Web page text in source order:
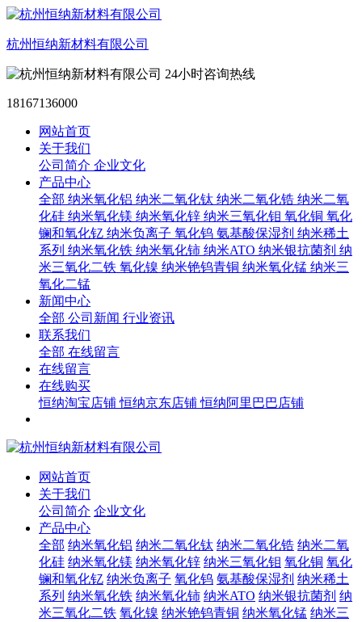
杭州恒纳新材料有限公司
24小时咨询热线
18167136000
网站首页
关于我们
公司简介 企业文化
产品中心
全部 纳米氧化铝 纳米二氧化钛 纳米二氧化锆 纳米二氧
化硅 纳米氧化镁 纳米氧化锌 纳米三氧化钼 氧化铜 氧化
镧和氧化钇 纳米负离子 氧化钨 氨基酸保湿剂 纳米稀土
系列 纳米氧化铁 纳米氧化铈 纳米ATO 纳米银抗菌剂 纳
米三氧化二铁 氧化镍 纳米铯钨青铜 纳米氧化锰 纳米三
氧化二锰
新闻中心
全部 公司新闻 行业资讯
联系我们
全部 在线留言
在线留言
在线购买
恒纳淘宝店铺 恒纳京东店铺 恒纳阿里巴巴店铺
网站首页
关于我们
公司简介 企业文化
产品中心
全部 纳米氧化铝 纳米二氧化钛 纳米二氧化锆 纳米二氧
化硅 纳米氧化镁 纳米氧化锌 纳米三氧化钼 氧化铜 氧化
镧和氧化钇 纳米负离子 氧化钨 氨基酸保湿剂 纳米稀土
系列 纳米氧化铁 纳米氧化铈 纳米ATO 纳米银抗菌剂 纳
米三氧化二铁 氧化镍 纳米铯钨青铜 纳米氧化锰 纳米三